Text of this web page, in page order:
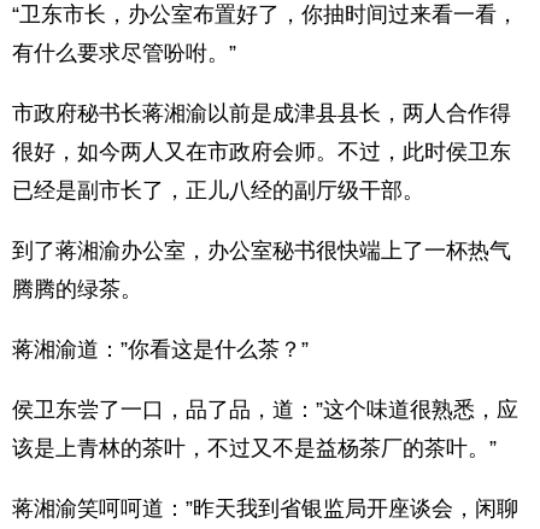
“卫东市长，办公室布置好了，你抽时间过来看一看，
有什么要求尽管吩咐。”
市政府秘书长蒋湘渝以前是成津县县长，两人合作得
很好，如今两人又在市政府会师。不过，此时侯卫东
已经是副市长了，正儿八经的副厅级干部。
到了蒋湘渝办公室，办公室秘书很快端上了一杯热气
腾腾的绿茶。
蒋湘渝道：”你看这是什么茶？”
侯卫东尝了一口，品了品，道：”这个味道很熟悉，应
该是上青林的茶叶，不过又不是益杨茶厂的茶叶。”
蒋湘渝笑呵呵道：”昨天我到省银监局开座谈会，闲聊